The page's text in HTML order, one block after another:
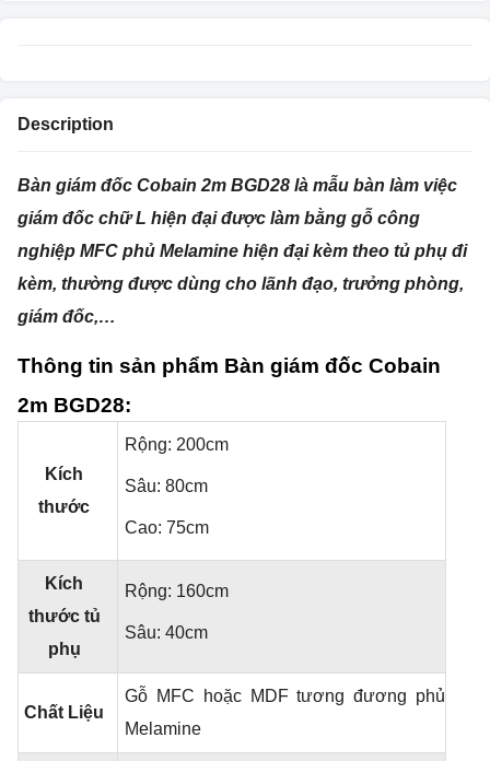
Description
Bàn giám đốc Cobain 2m BGD28 là mẫu bàn làm việc
giám đốc chữ L hiện đại được làm bằng gỗ công
nghiệp MFC phủ Melamine hiện đại kèm theo tủ phụ đi
kèm, thường được dùng cho lãnh đạo, trưởng phòng,
giám đốc,…
Thông tin sản phẩm Bàn giám đốc Cobain
2m BGD28:
Kích
thước
Rộng: 200cm
Sâu: 80cm
Cao: 75cm
Kích
thước tủ
phụ
Rộng: 160cm
Sâu: 40cm
Chất Liệu
Gỗ MFC hoặc MDF tương đương phủ
Melamine